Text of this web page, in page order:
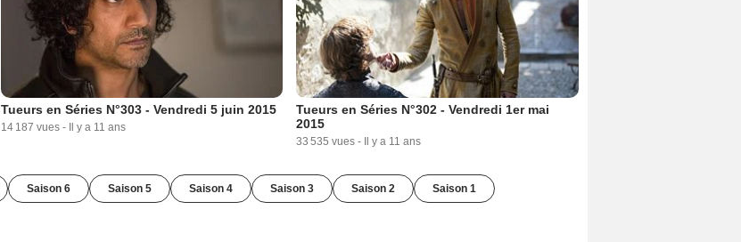
Tueurs en Séries N°303 - Vendredi 5 juin 2015
14 187 vues - Il y a 11 ans
Tueurs en Séries N°302 - Vendredi 1er mai
2015
33 535 vues - Il y a 11 ans
Saison 6 Saison 5 Saison 4 Saison 3 Saison 2 Saison 1